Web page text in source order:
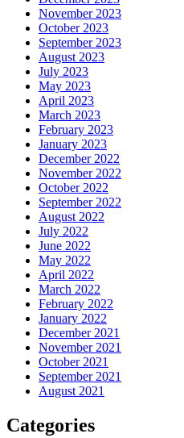
November 2023
October 2023
September 2023
August 2023
July 2023
May 2023
April 2023
March 2023
February 2023
January 2023
December 2022
November 2022
October 2022
September 2022
August 2022
July 2022
June 2022
May 2022
April 2022
March 2022
February 2022
January 2022
December 2021
November 2021
October 2021
September 2021
August 2021
Categories